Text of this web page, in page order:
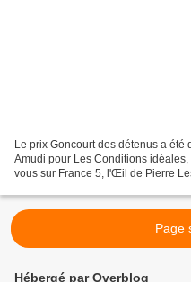
Le prix Goncourt des détenus a
Amudi pour Les Conditions
vous sur France 5, l'Œil de Pierre
Page
Hébergé par Overblog